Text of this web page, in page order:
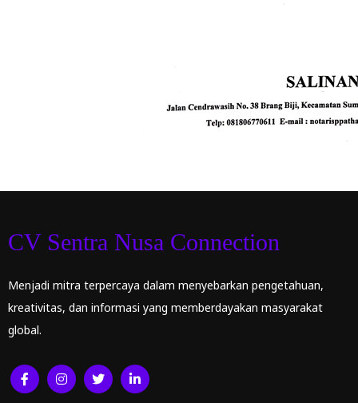
CV Sentra Nusa Connection
Menjadi mitra terpercaya dalam menyebarkan pengetahuan,
kreativitas, dan informasi yang memberdayakan masyarakat
global.